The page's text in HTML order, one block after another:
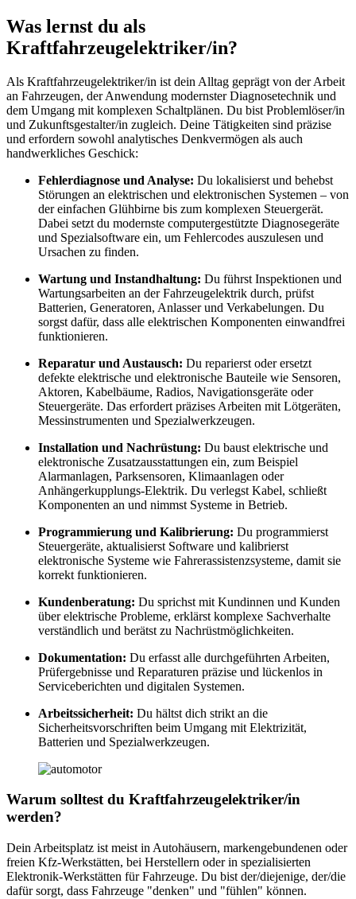
Was lernst du als
Kraftfahrzeugelektriker/in?
Als Kraftfahrzeugelektriker/in ist dein Alltag geprägt von der Arbeit
an Fahrzeugen, der Anwendung modernster Diagnosetechnik und
dem Umgang mit komplexen Schaltplänen. Du bist Problemlöser/in
und Zukunftsgestalter/in zugleich. Deine Tätigkeiten sind präzise
und erfordern sowohl analytisches Denkvermögen als auch
handwerkliches Geschick:
Fehlerdiagnose und Analyse: Du lokalisierst und behebst
Störungen an elektrischen und elektronischen Systemen – von
der einfachen Glühbirne bis zum komplexen Steuergerät.
Dabei setzt du modernste computergestützte Diagnosegeräte
und Spezialsoftware ein, um Fehlercodes auszulesen und
Ursachen zu finden.
Wartung und Instandhaltung: Du führst Inspektionen und
Wartungsarbeiten an der Fahrzeugelektrik durch, prüfst
Batterien, Generatoren, Anlasser und Verkabelungen. Du
sorgst dafür, dass alle elektrischen Komponenten einwandfrei
funktionieren.
Reparatur und Austausch: Du reparierst oder ersetzt
defekte elektrische und elektronische Bauteile wie Sensoren,
Aktoren, Kabelbäume, Radios, Navigationsgeräte oder
Steuergeräte. Das erfordert präzises Arbeiten mit Lötgeräten,
Messinstrumenten und Spezialwerkzeugen.
Installation und Nachrüstung: Du baust elektrische und
elektronische Zusatzausstattungen ein, zum Beispiel
Alarmanlagen, Parksensoren, Klimaanlagen oder
Anhängerkupplungs-Elektrik. Du verlegst Kabel, schließt
Komponenten an und nimmst Systeme in Betrieb.
Programmierung und Kalibrierung: Du programmierst
Steuergeräte, aktualisierst Software und kalibrierst
elektronische Systeme wie Fahrerassistenzsysteme, damit sie
korrekt funktionieren.
Kundenberatung: Du sprichst mit Kundinnen und Kunden
über elektrische Probleme, erklärst komplexe Sachverhalte
verständlich und berätst zu Nachrüstmöglichkeiten.
Dokumentation: Du erfasst alle durchgeführten Arbeiten,
Prüfergebnisse und Reparaturen präzise und lückenlos in
Serviceberichten und digitalen Systemen.
Arbeitssicherheit: Du hältst dich strikt an die
Sicherheitsvorschriften beim Umgang mit Elektrizität,
Batterien und Spezialwerkzeugen.
Warum solltest du Kraftfahrzeugelektriker/in
werden?
Dein Arbeitsplatz ist meist in Autohäusern, markengebundenen oder
freien Kfz-Werkstätten, bei Herstellern oder in spezialisierten
Elektronik-Werkstätten für Fahrzeuge. Du bist der/diejenige, der/die
dafür sorgt, dass Fahrzeuge "denken" und "fühlen" können.